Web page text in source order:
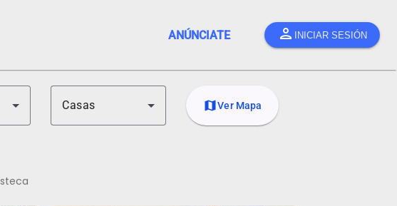
ANÚNCIATE person INICIAR SESIÓN
Casas mapVer Mapa